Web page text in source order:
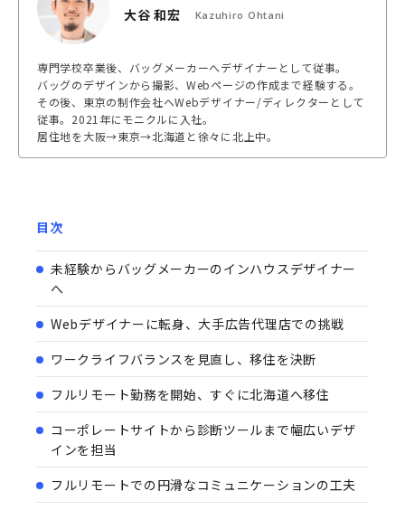
大谷 和宏 Kazuhiro Ohtani
専門学校卒業後、バッグメーカーへデザイナーとして従事。
バッグのデザインから撮影、Webページの作成まで経験する。
その後、東京の制作会社へWebデザイナー/ディレクターとして
従事。2021年にモニクルに入社。
居住地を大阪→東京→北海道と徐々に北上中。
目次
未経験からバッグメーカーのインハウスデザイナー
へ
Webデザイナーに転身、大手広告代理店での挑戦
ワークライフバランスを見直し、移住を決断
フルリモート勤務を開始、すぐに北海道へ移住
コーポレートサイトから診断ツールまで幅広いデザ
インを担当
フルリモートでの円滑なコミュニケーションの工夫